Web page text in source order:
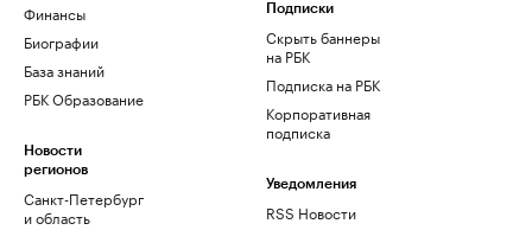
Финансы
Биографии
База знаний
РБК Образование
Новости
регионов
Санкт-Петербург
и область
Подписки
Скрыть баннеры
на РБК
Подписка на РБК
Корпоративная
подписка
Уведомления
RSS Новости